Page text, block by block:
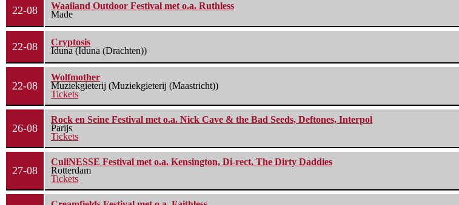
22-08
Waailand Outdoor Festival met o.a. Ruthless
Made
22-08
Cryptosis
Iduna (Iduna (Drachten))
22-08
Wolfmother
Muziekgieterij (Muziekgieterij (Maastricht))
Tickets
26-08
Rock en Seine Festival met o.a. Nick Cave & the Bad Seeds, Deftones, Interpol
Parijs
Tickets
27-08
CuliNESSE Festival met o.a. Kensington, Di-rect, The Dirty Daddies
Rotterdam
Tickets